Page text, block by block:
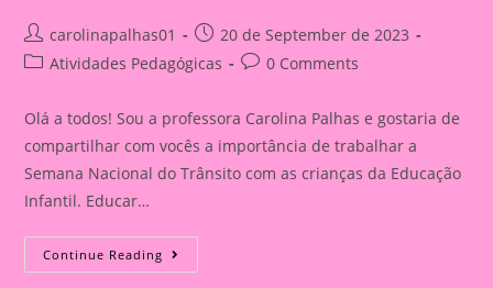
Post
author:
carolinapalhas01
Post
published:
20 de September de 2023
PostAtividades Pedagógicas
Post0 Comments
Olá a todos! Sou a professora Carolina Palhas e gostaria de
compartilhar com vocês a importância de trabalhar a
Semana Nacional do Trânsito com as crianças da Educação
Infantil. Educar…
Continue Reading Atividade
Com